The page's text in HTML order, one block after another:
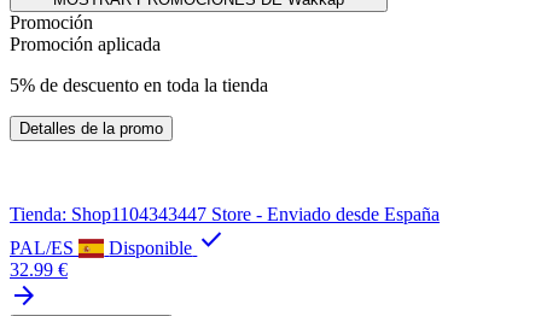
Promoción
Promoción aplicada
5% de descuento en toda la tienda
Detalles de la promo
Tienda: Shop1104343447 Store - Enviado desde España
PAL/ES
Disponible check
32.99 €
arrow_forward